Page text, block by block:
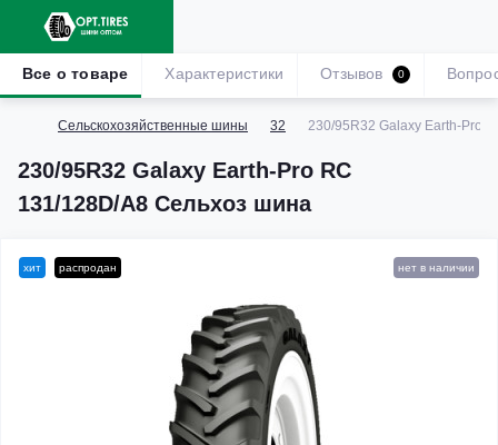
Сельскохозяйственные шины 32 230/95R32 Galaxy Earth-Pro
230/95R32 Galaxy Earth-Pro RC
131/128D/A8 Сельхоз шина
Все о товаре Характеристики Отзывов 0
хит распродан нет в наличии